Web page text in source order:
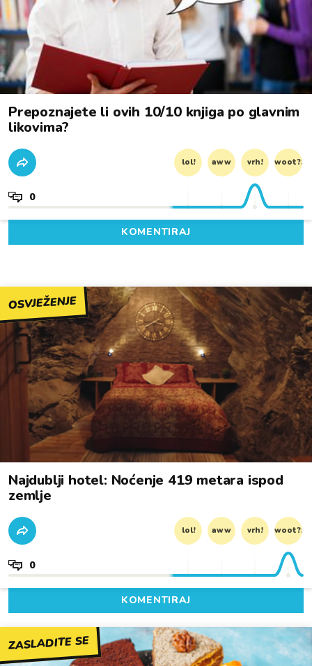
Prepoznajete li ovih 10/10 knjiga po glavnim
likovima?
lol! aww vrh! woot?!
0
KOMENTIRAJ
OSVJEŽENJE
Najdublji hotel: Noćenje 419 metara ispod
zemlje
lol! aww vrh! woot?!
0
KOMENTIRAJ
ZASLADITE SE